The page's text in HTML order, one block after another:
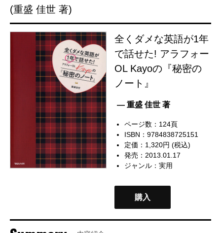
(重盛 佳世 著)
全くダメな英語が1年
で話せた! アラフォー
OL Kayoの『秘密の
ノート』
— 重盛 佳世 著
ページ数：124頁
ISBN：9784838725151
定価：1,320円 (税込)
発売：2013.01.17
ジャンル：実用
購入